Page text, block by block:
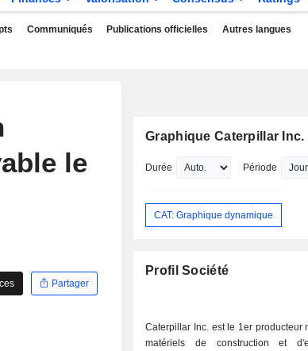
Communiqués Publications officielles Autres langues
le
Partager
Graphique Caterpillar Inc.
Durée Période
CAT: Graphique dynamique
Profil Société
Caterpillar Inc. est le 1er producteur
matériels de construction et